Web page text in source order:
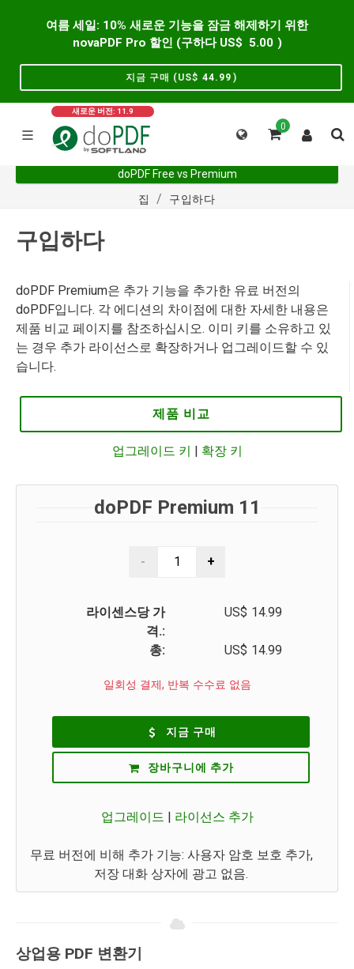
여름 세일: 10% 새로운 기능을 잠금 해제하기 위한
novaPDF Pro 할인 (구하다 US$ 5.00 )
지금 구매 (US$ 44.99 )
새로운 버전: 11.9
0
doPDF Free vs Premium
집
구입하다
구입하다
doPDF Premium은 추가 기능을 추가한 유료 버전의
doPDF입니다. 각 에디션의 차이점에 대한 자세한 내용은
제품 비교 페이지를 참조하십시오. 이미 키를 소유하고 있
는 경우 추가 라이선스로 확장하거나 업그레이드할 수 있
습니다.
제품 비교
업그레이드 키 | 확장 키
doPDF Premium 11
라이센스당 가
격.:
US$ 14.99
총: US$ 14.99
일회성 결제, 반복 수수료 없음
지금 구매
장바구니에 추가
업그레이드 | 라이선스 추가
무료 버전에 비해 추가 기능: 사용자 암호 보호 추가,
저장 대화 상자에 광고 없음.
상업용 PDF 변환기